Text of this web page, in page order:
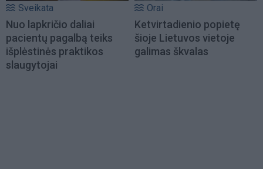
Sveikata
Nuo lapkričio daliai
pacientų pagalbą teiks
išplėstinės praktikos
slaugytojai
Orai
Ketvirtadienio popietę
šioje Lietuvos vietoje
galimas škvalas